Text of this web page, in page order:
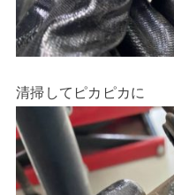
清掃してピカピカに